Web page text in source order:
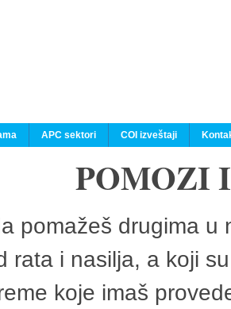
APC sektori COI izveštaji
POMOZI
pomažeš drugima
rata i nasilja, a koji
koje imaš